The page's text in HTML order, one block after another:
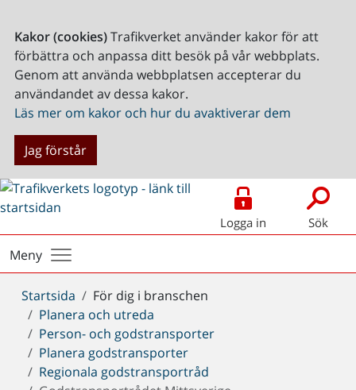
Kakor (cookies)Trafikverket använder kakor för att
förbättra och anpassa ditt besök på vår webbplats.
Genom att använda webbplatsen accepterar du
användandet av dessa kakor.
Läs mer om kakor och hur du avaktiverar dem
Jag förstår
Logga in Sök
Meny
Du
är
här:
Startsida
För dig i branschen
Planera och utreda
Person- och godstransporter
Planera godstransporter
Regionala godstransportråd